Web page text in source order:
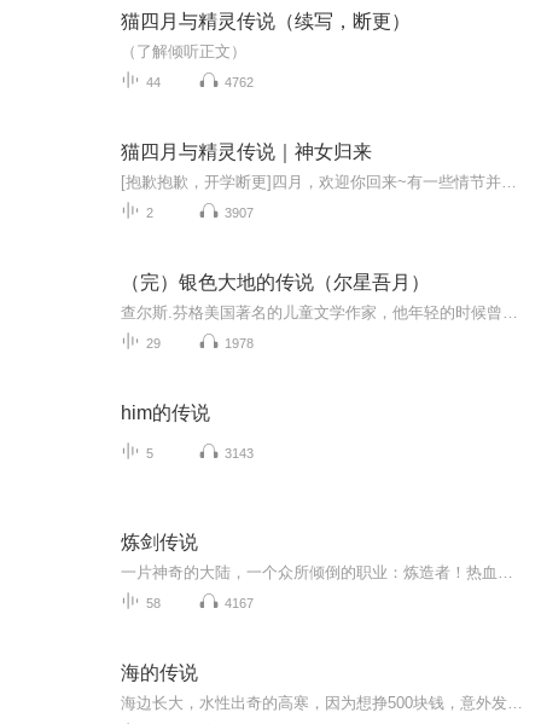
猫四月与精灵传说（续写，断更）
（了解倾听正文）
44 4762
猫四月与精灵传说｜神女归来
2 3907
（完）银色大地的传说（尔星吾月）
29 1978
him的传说
5 3143
炼剑传说
58 4167
海的传说